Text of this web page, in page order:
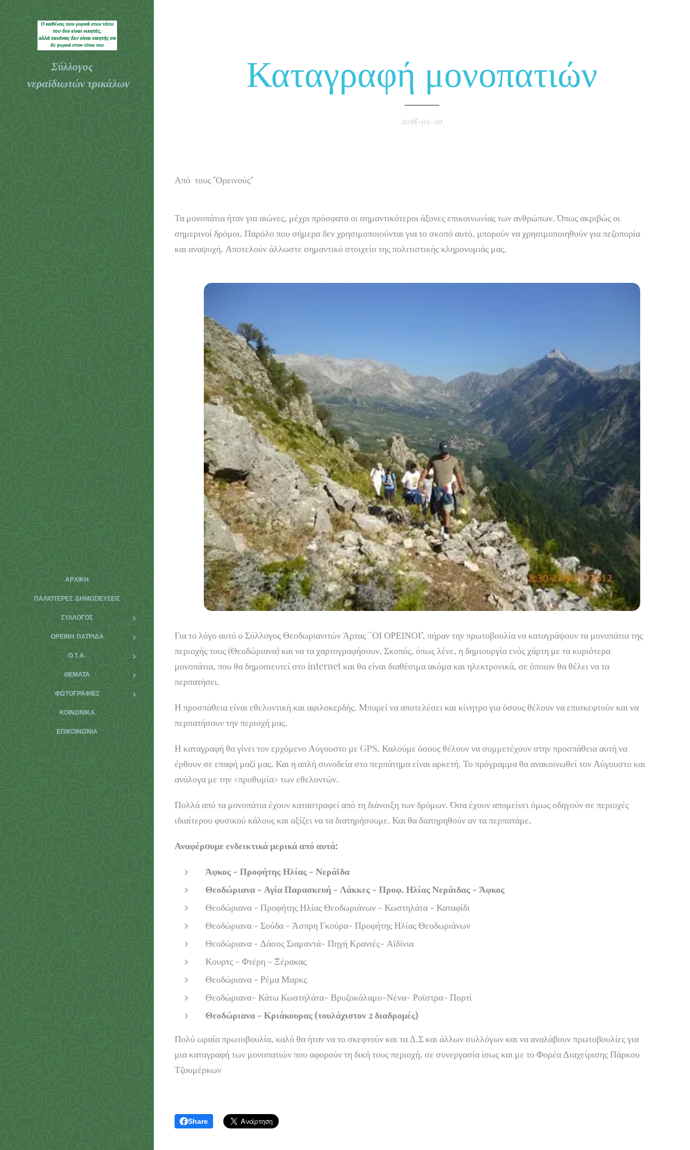
Σύλλογος
νεραϊδιωτών τρικάλων
ΑΡΧΙΚΉ
ΠΑΛΙΌΤΕΡΕΣ ΔΗΜΟΣΙΕΎΣΕΙΣ
ΣΥΛΛΟΓΟΣ
ΟΡΕΙΝΗ ΠΑΤΡΙΔΑ
Ο.Τ.Α.
ΘΕΜΑΤΑ
ΦΩΤΟΓΡΑΦΊΕΣ
ΚΟΙΝΩΝΙΚΆ
ΕΠΙΚΟΙΝΩΝΊΑ
Καταγραφή μονοπατιών
2018-05-20
Από τους "Ορεινούς"
Τα μονοπάτια ήταν για αιώνες, μέχρι πρόσφατα οι σημαντικότεροι άξονες επικοινωνίας των ανθρώπων. Όπως ακριβώς οι
σημερινοί δρόμοι. Παρόλο που σήμερα δεν χρησιμοποιούνται για το σκοπό αυτό, μπορούν να χρησιμοποιηθούν για πεζοπορία
και αναψυχή. Αποτελούν άλλωστε σημαντικό στοιχείο της πολιτιστικής κληρονομιάς μας.
Για το λόγο αυτό ο Σύλλογος Θεοδωριανιτών Άρτας ¨ΟΙ ΟΡΕΙΝΟΙ", πήραν την πρωτοβουλία να καταγράψουν τα μονοπάτια της
περιοχής τους (Θεοδώριανα) και να τα χαρτογραφήσουν. Σκοπός, όπως λένε, η δημιουργία ενός χάρτη με τα κυριότερα
μονοπάτια, που θα δημοσιευτεί στο internet και θα είναι διαθέσιμα ακόμα και ηλεκτρονικά, σε όποιον θα θέλει να τα
περπατήσει.
Η προσπάθεια είναι εθελοντική και αφιλοκερδής. Μπορεί να αποτελέσει και κίνητρο για όσους θέλουν να επισκεφτούν και να
περπατήσουν την περιοχή μας.
Η καταγραφή θα γίνει τον ερχόμενο Αύγουστο με GPS. Καλούμε όσους θέλουν να συμμετέχουν στην προσπάθεια αυτή να
έρθουν σε επαφή μαζί μας. Και η απλή συνοδεία στο περπάτημα είναι αρκετή. Το πρόγραμμα θα ανακοινωθεί τον Αύγουστο και
ανάλογα με την «προθυμία» των εθελοντών.
Πολλά από τα μονοπάτια έχουν καταστραφεί από τη διάνοιξη των δρόμων. Όσα έχουν απομείνει όμως οδηγούν σε περιοχές
ιδιαίτερου φυσικού κάλους και αξίζει να τα διατηρήσουμε. Και θα διατηρηθούν αν τα περπατάμε.
Αναφέρoυμε ενδεικτικά μερικά από αυτά:
Άφκος - Προφήτης Ηλίας - Νεράϊδα
Θεοδώριανα - Αγία Παρασκευή - Λάκκες - Προφ. Ηλίας Νεράιδας - Άφκος
Θεοδώριανα - Προφήτης Ηλίας Θεοδωριάνων - Κωστηλάτα - Καταφίδι
Θεοδώριανα - Σούδα - Άσπρη Γκούρα- Προφήτης Ηλίας Θεοδωριάνων
Θεοδώριανα - Δάσος Σιαμαντά- Πηγή Κρανιές- Αϊδίνια
Κουρτς - Φτέρη - Ξέρακας
Θεοδώριανα - Ρέμα Μαρκς
Θεοδώριανα- Κάτω Κωστηλάτα- Βρυζοκάλαμο-Νένα- Ροϊστρα- Πορτί
Θεοδώριανα - Κριάκουρας (τουλάχιστον 2 διαδρομές)
Πολύ ωραία πρωτοβουλία, καλό θα ήταν να το σκεφτούν και τα Δ.Σ και άλλων συλλόγων και να αναλάβουν πρωτοβουλίες για
μια καταγραφή των μονοπατιών που αφορούν τη δική τους περιοχή, σε συνεργασία ίσως και με το Φορέα Διαχείρισης Πάρκου
Τζουμέρκων
Share